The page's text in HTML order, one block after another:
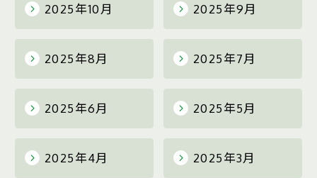
2025年10月 2025年9月
2025年8月 2025年7月
2025年6月 2025年5月
2025年4月 2025年3月